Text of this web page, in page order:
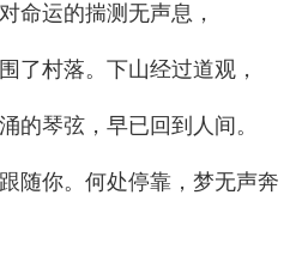
命运的揣测无声息，
了村落。下山经过道观，
的琴弦，早已回到人间。
随你。何处停靠，梦无声奔